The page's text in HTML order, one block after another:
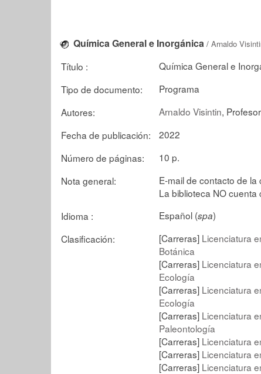
Química General e Inorgánica / Arnaldo
Título :
Química General e
Tipo de documento:
Programa
Autores:
Arnaldo Visintin,
Fecha de publicación:
2022
Número de páginas:
10 p.
Nota general:
E-mail de contacto de
La biblioteca NO
Idioma :
Español (spa)
Clasificación:
[Carreras] Licenciatura
Botánica
[Carreras] Licenciatura
Ecología
[Carreras] Licenciatura
Ecología
[Carreras] Licenciatura
Paleontología
[Carreras] Licenciatura
[Carreras] Licenciatura
[Carreras] Licenciatura